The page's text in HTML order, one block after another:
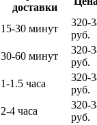
доставки
15-30 минут
320-
руб.
30-60 минут
320-
руб.
1-1.5 часа
320-
руб.
2-4 часа
320-
руб.